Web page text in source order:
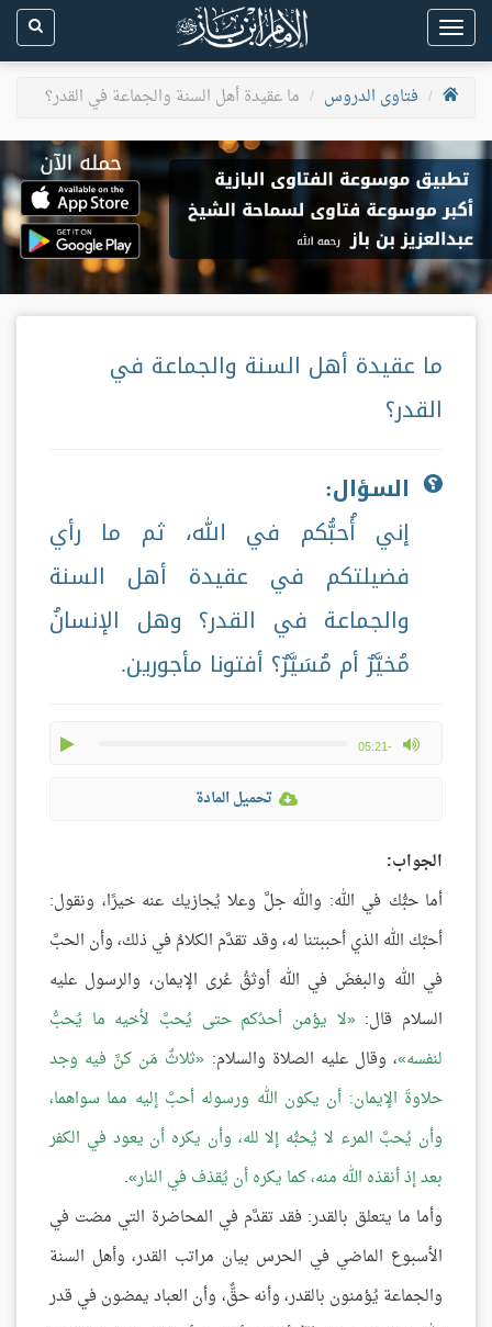
Toggle
navigation
فتاوى الدروس
ما عقيدة أهل السنة والجماعة في القدر؟
ما عقيدة أهل السنة والجماعة في
القدر؟
السؤال:
إني أُحبُّكم في الله، ثم ما رأي
فضيلتكم في عقيدة أهل السنة
والجماعة في القدر؟ وهل الإنسانُ
مُخيَّرٌ أم مُسَيَّرٌ؟ أفتونا مأجورين.
-05:21
max volume
تحميل المادة
الجواب:
أما حبُّك في الله: والله جلَّ وعلا يُجازيك عنه خيرًا، ونقول:
أحبَّك الله الذي أحببتنا له، وقد تقدَّم الكلامُ في ذلك، وأن الحبَّ
في الله والبغضَ في الله أوثقُ عُرى الإيمان، والرسول عليه
السلام قال: لا يؤمن أحدُكم حتى يُحبَّ لأخيه ما يُحبُّ
لنفسه ، وقال عليه الصلاة والسلام: ثلاثٌ مَن كنَّ فيه وجد
حلاوةَ الإيمان: أن يكون الله ورسوله أحبَّ إليه مما سواهما،
وأن يُحبَّ المرء لا يُحبُّه إلا لله، وأن يكره أن يعود في الكفر
بعد إذ أنقذه الله منه، كما يكره أن يُقذف في النار .
وأما ما يتعلق بالقدر: فقد تقدَّم في المحاضرة التي مضت في
الأسبوع الماضي في الحرس بيان مراتب القدر، وأهل السنة
والجماعة يُؤمنون بالقدر، وأنه حقٌّ، وأن العباد يمضون في قدر